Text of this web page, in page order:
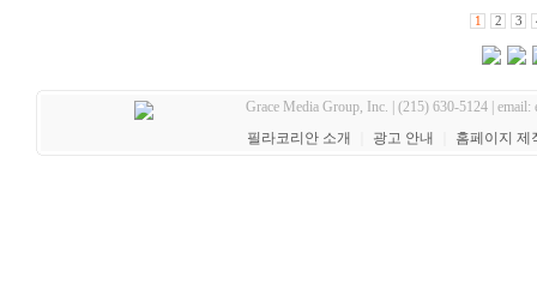
1 2 3
Grace Media Group, Inc. | (215) 630-5124 | email:
필라코리안 소개
광고 안내 홈페이지 제